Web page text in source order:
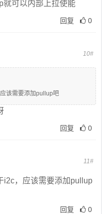
就可以内部上拉使能
回复 0
10#
该需要添加pullup吧
回复 0
11#
i2c，应该需要添加pullup
回复 0